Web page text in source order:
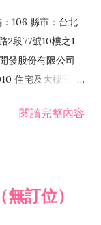
106 縣市：台北
2段77號10樓之1
發股份有限公司
住宅及大樓開發
租賃業 I503010
閱讀完整內容
訂位）